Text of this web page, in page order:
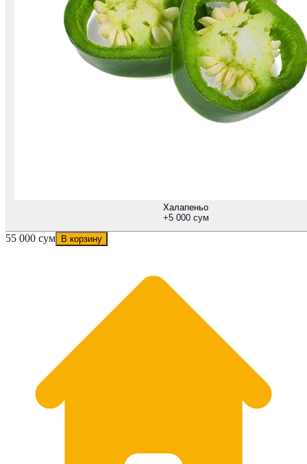
Халапеньо
+5 000 сум
55 000 сум В корзину